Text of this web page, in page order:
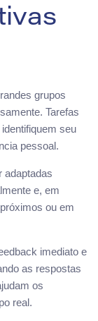
grupos
Tarefas
seu
pessoal.
adaptadas
e, em
ou em
imediato e
as respostas
os
real.